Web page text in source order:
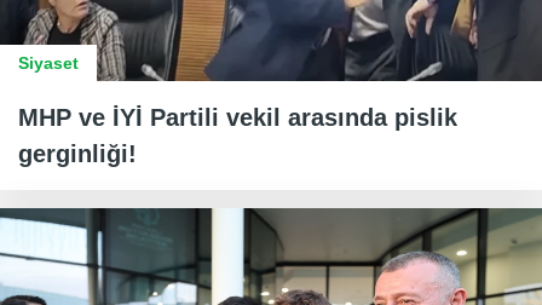
Siyaset
MHP ve İYİ Partili vekil arasında pislik
gerginliği!